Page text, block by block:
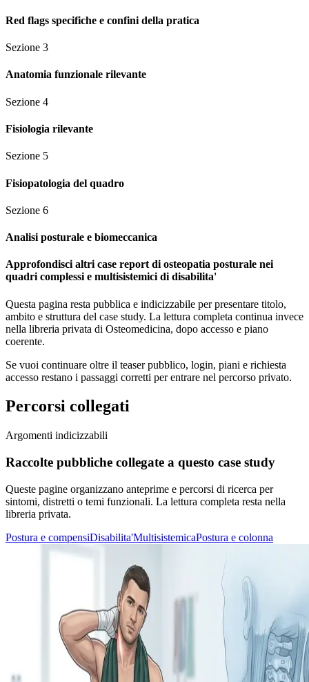
Red flags specifiche e confini della pratica
Sezione 3
Anatomia funzionale rilevante
Sezione 4
Fisiologia rilevante
Sezione 5
Fisiopatologia del quadro
Sezione 6
Analisi posturale e biomeccanica
Approfondisci altri case report di osteopatia posturale nei
quadri complessi e multisistemici di disabilita'
Questa pagina resta pubblica e indicizzabile per presentare titolo,
ambito e struttura del case study. La lettura completa continua invece
nella libreria privata di Osteomedicina, dopo accesso e piano
coerente.
Se vuoi continuare oltre il teaser pubblico, login, piani e richiesta
accesso restano i passaggi corretti per entrare nel percorso privato.
Percorsi collegati
Argomenti indicizzabili
Raccolte pubbliche collegate a questo case study
Queste pagine organizzano anteprime e percorsi di ricerca per
sintomi, distretti o temi funzionali. La lettura completa resta nella
libreria privata.
Postura e compensiDisabilita'MultisistemicaPostura e colonna